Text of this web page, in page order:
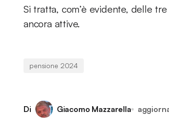
Si tratta, com’è evidente, delle
ancora attive.
pensione 2024
Di Giacomo Mazzarella